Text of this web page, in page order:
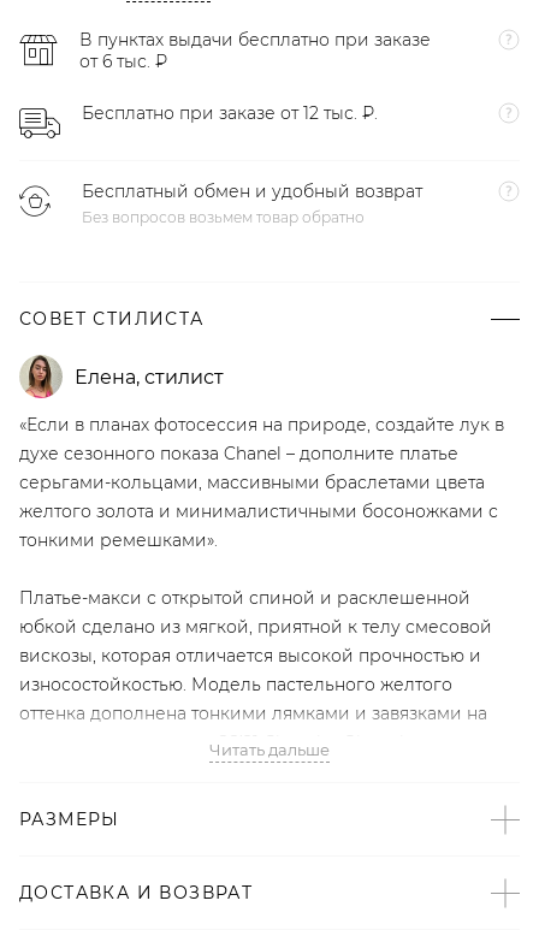
В пунктах выдачи бесплатно при заказе
от 6 тыс. ₽
Бесплатно при заказе от 12 тыс. ₽.
Бесплатный обмен и удобный возврат
Без вопросов возьмем товар обратно
СОВЕТ СТИЛИСТА
Елена, стилист
«Если в планах фотосессия на природе, создайте лук в
духе сезонного показа Chanel – дополните платье
серьгами-кольцами, массивными браслетами цвета
желтого золота и минималистичными босоножками с
тонкими ремешками».
Платье-макси с открытой спиной и расклешенной
юбкой сделано из мягкой, приятной к телу смесовой
вискозы, которая отличается высокой прочностью и
износостойкостью. Модель пастельного желтого
оттенка дополнена тонкими лямками и завязками на
плечах в духе показов SS’21 Chanel и Givenchy.
Артикул
Читать дальше
РАЗМЕРЫ
ДОСТАВКА И ВОЗВРАТ